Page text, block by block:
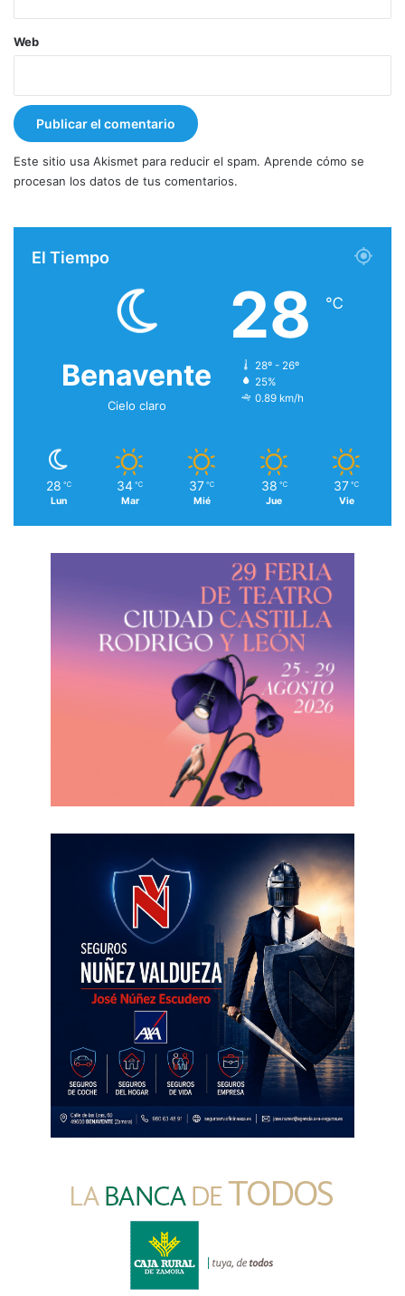
Web
Este sitio usa Akismet para reducir el spam. Aprende cómo se
procesan los datos de tus comentarios.
El Tiempo
Benavente
Cielo claro
28 ℃
28º - 26º
25%
0.89 km/h
28 ℃
Lun
34 ℃
Mar
37 ℃
Mié
38 ℃
Jue
37 ℃
Vie